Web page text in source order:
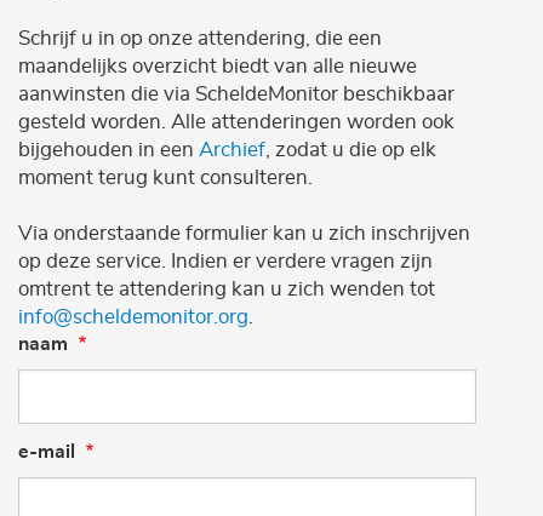
Schrijf u in op onze attendering, die een
maandelijks overzicht biedt van alle nieuwe
aanwinsten die via ScheldeMonitor beschikbaar
gesteld worden. Alle attenderingen worden ook
bijgehouden in een Archief , zodat u die op elk
moment terug kunt consulteren.
Via onderstaande formulier kan u zich inschrijven
op deze service. Indien er verdere vragen zijn
omtrent te attendering kan u zich wenden tot
info@scheldemonitor.org
naam
e-mail